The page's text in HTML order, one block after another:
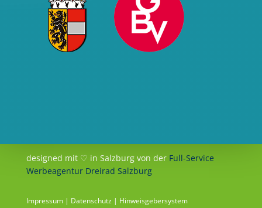
designed mit ♡ in Salzburg von der Full-Service
Werbeagentur Dreirad Salzburg
Impressum| Datenschutz| Hinweisgebersystem